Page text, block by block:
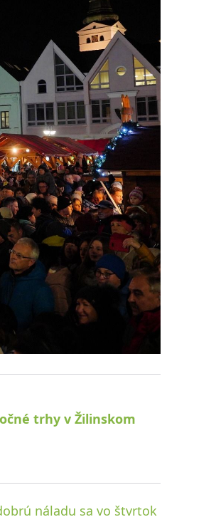
trhy v Žilinskom
náladu sa vo štvrtok